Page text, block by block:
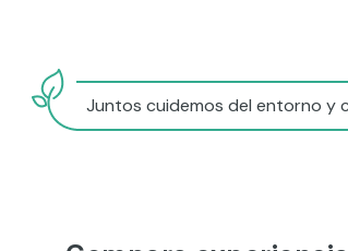
Juntos cuidemos del entorno y